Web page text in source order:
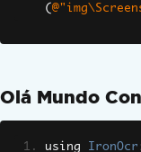
(
Olá Mundo
using IronOcr